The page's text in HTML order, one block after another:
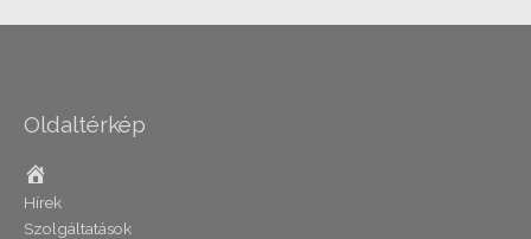
Oldaltérkép
Hírek
Szolgáltatások